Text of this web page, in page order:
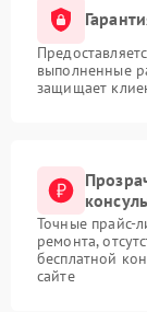
выполненные
защищает
Точные прайс-
ремонта,
бесплатной
сайте